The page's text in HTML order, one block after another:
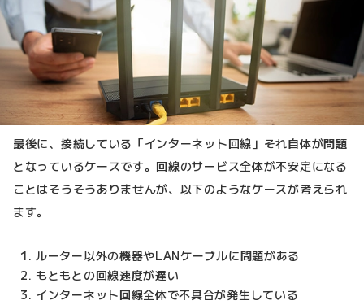
最後に、接続している「インターネット回線」それ自体が問題
となっているケースです。回線のサービス全体が不安定になる
ことはそうそうありませんが、以下のようなケースが考えられ
ます。
ルーター以外の機器やLANケーブルに問題がある
もともとの回線速度が遅い
インターネット回線全体で不具合が発生している